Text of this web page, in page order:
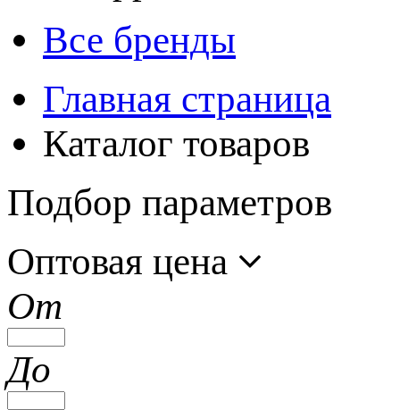
Все бренды
Главная страница
Каталог товаров
Подбор параметров
Оптовая цена
От
До